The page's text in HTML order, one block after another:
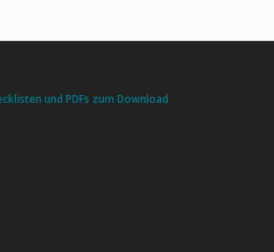
und PDFs zum Download